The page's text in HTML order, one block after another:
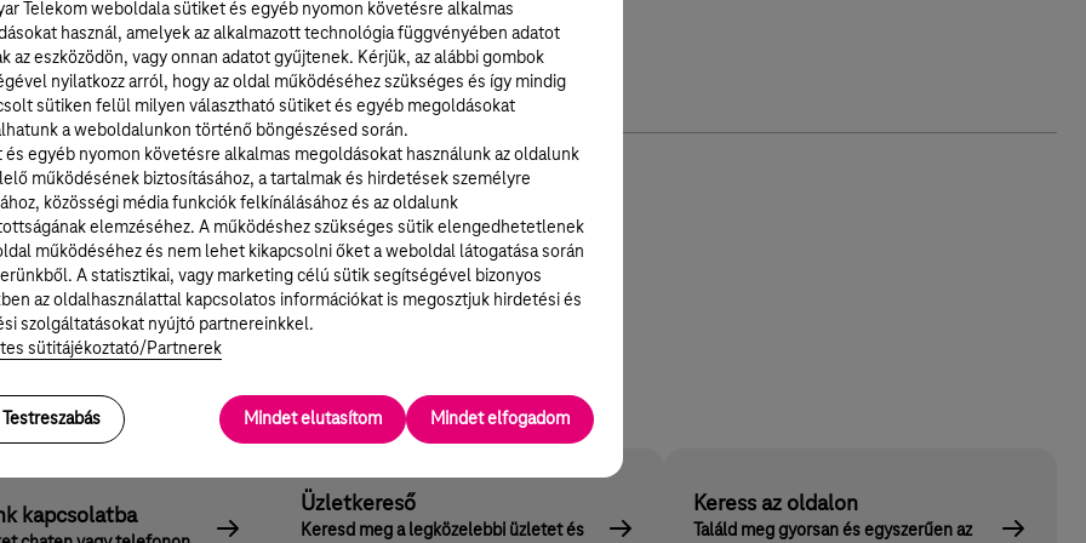
letöltése
kapcsolatba Üzletkereső
Keresd meg a legközelebbi üzletet és
Keress az oldalon
Találd meg gyorsan és egyszerűen az
Telekom weboldala sütiket és egyéb nyomon követésre alkalmas
használ, amelyek az alkalmazott technológia függvényében adatot
az eszközödön, vagy onnan adatot gyűjtenek. Kérjük, az alábbi gombok
nyilatkozz arról, hogy az oldal működéséhez szükséges és így mindig
sütiken felül milyen választható sütiket és egyéb megoldásokat
a weboldalunkon történő böngészésed során.
és egyéb nyomon követésre alkalmas megoldásokat használunk az oldalunk
működésének biztosításához, a tartalmak és hirdetések személyre
közösségi média funkciók felkínálásához és az oldalunk
elemzéséhez. A működéshez szükséges sütik elengedhetetlenek
működéséhez és nem lehet kikapcsolni őket a weboldal látogatása során
A statisztikai, vagy marketing célú sütik segítségével bizonyos
az oldalhasználattal kapcsolatos információkat is megosztjuk hirdetési és
szolgáltatásokat nyújtó partnereinkkel.
sütitájékoztató/Partnerek
Testreszabás Mindet elutasítom Mindet elfogadom